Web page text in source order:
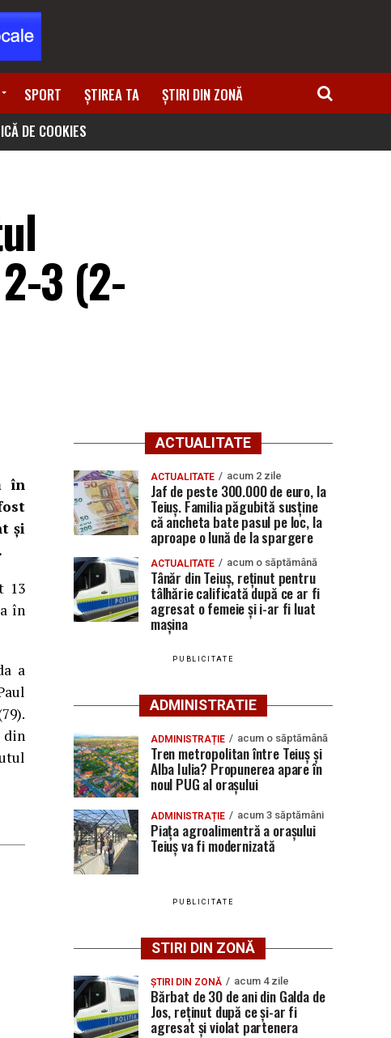
SPORT ȘTIREA TA
ȘTIRI DIN ZONĂ
DE COOKIES
3 (2-
în
și
13
în
a
din
ACTUALITATE
ACTUALITATE acum 2 zile
Jaf de peste 300.000 de euro, la
Teiuș. Familia păgubită susține
că ancheta bate pasul pe loc, la
aproape o lună de la spargere
ACTUALITATE acum o săptămână
Tânăr din Teiuș, reținut pentru
tâlhărie calificată după ce ar fi
agresat o femeie și i-ar fi luat
mașina
PUBLICITATE
ADMINISTRATIE
ADMINISTRAȚIE acum o săptămână
Tren metropolitan între Teiuș și
Alba Iulia? Propunerea apare în
noul PUG al orașului
ADMINISTRAȚIE acum 3 săptămâni
Piața agroalimentră a orașului
Teiuș va fi modernizată
PUBLICITATE
STIRI DIN ZONĂ
ȘTIRI DIN ZONĂ acum 4 zile
Bărbat de 30 de ani din Galda de
Jos, reținut după ce și-ar fi
agresat și violat partenera